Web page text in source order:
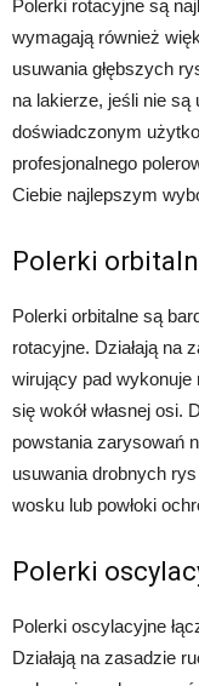
Polerki rotacyjne są
wymagają również
usuwania głębszych
na lakierze, jeśli nie są
doświadczonym
profesjonalnego
Ciebie najlepszym
Polerki
Polerki orbitalne są
rotacyjne. Działają na
wirujący pad wykonuje
się wokół własnej
powstania zarysowań
usuwania drobnych
wosku lub powłoki
Polerki
Polerki oscylacyjne
Działają na zasadzie